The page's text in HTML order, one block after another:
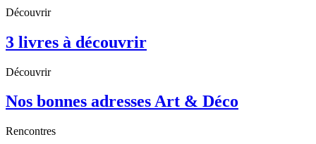
Découvrir
3 livres à découvrir
Découvrir
Nos bonnes adresses Art & Déco
Rencontres